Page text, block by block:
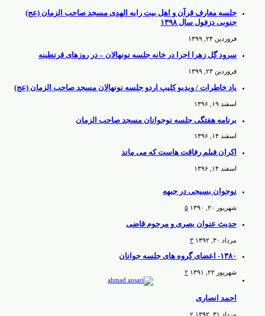
جلسه معارف قرآن و اهل بیت رایه الهدی مسجد صاحب الزمان (عج)
جنوبی دزفول سال ۱۳۹۸
فروردین ۲۴, ۱۳۹۹
سرود گل زهرا اجرا در خانه جلسه نونهالان – در روزهای قرنطینه
فروردین ۲۳, ۱۳۹۹
یاد خاطرات / ویدیو کلیپ اردو جلسه نونهالان مسجد صاحب الزمان (عج)
اسفند ۱۹, ۱۳۹۶
برنامه هفتگی جلسه نوجوانان مسجد صاحب الزمان
اسفند ۱۴, ۱۳۹۶
اکران فیلم رفاقت هاست که می ماند
اسفند ۱۴, ۱۳۹۶
نوجوان بسیجی در جبهه
شهریور ۲۰, ۱۳۹۰ ۵
حدیث عنوان بصری و مرحوم قاضی
مرداد ۳۰, ۱۳۹۲ ۳
۱۳۸۰- اعضای گروه های جلسه جوانان
شهریور ۲۲, ۱۳۹۱ ۲
احمد انصاری
مرداد ۳۱, ۱۳۹۲ ۲